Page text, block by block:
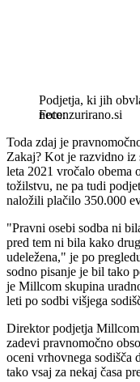
Podjetja, ki jih
necenzurirano.si
Toda zdaj je
Zakaj? Kot je razvidno iz
leta 2021 vročalo obema
tožilstvu, ne pa tudi
naložili plačilo 350.000
"Pravni osebi sodba ni
pred tem ni bila kako
udeležena," je po
sodno pisanje je bil tako
je Millcom skupina
leti po sodbi višjega
Direktor podjetja
zadevi pravnomočno
oceni vrhovnega sodišča
tako vsaj za nekaj časa